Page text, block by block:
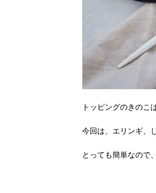
トッピングのきのこ
今回は、エリンギ、
とっても簡単なので